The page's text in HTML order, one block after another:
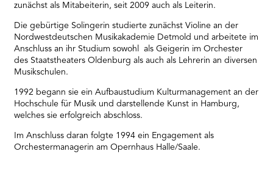
zunächst als Mitabeiterin, seit 2009 auch als Leiterin.
Die gebürtige Solingerin studierte zunächst Violine an der
Nordwestdeutschen Musikakademie Detmold und arbeitete im
Anschluss an ihr Studium sowohl als Geigerin im Orchester
des Staatstheaters Oldenburg als auch als Lehrerin an diversen
Musikschulen.
1992 begann sie ein Aufbaustudium Kulturmanagement an der
Hochschule für Musik und darstellende Kunst in Hamburg,
welches sie erfolgreich abschloss.
Im Anschluss daran folgte 1994 ein Engagement als
Orchestermanagerin am Opernhaus Halle/Saale.